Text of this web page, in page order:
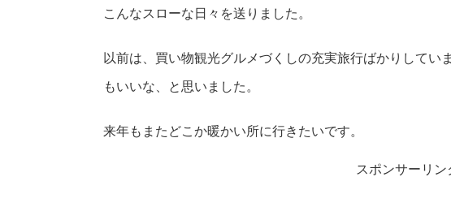
こんなスローな日々を送りました。
以前は、買い物観光グルメづくしの充実旅行ばかりしてい
もいいな、と思いました。
来年もまたどこか暖かい所に行きたいです。
スポンサーリン